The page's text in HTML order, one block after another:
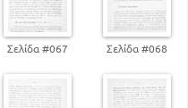
Σελίδα #067 Σελίδα #068